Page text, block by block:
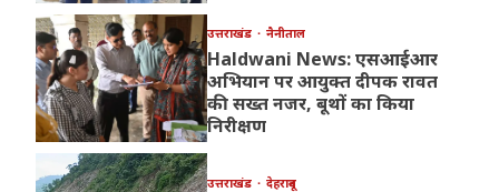
उत्तराखंड नैनीताल
Haldwani News: एसआईआर
अभियान पर आयुक्त दीपक रावत
की सख्त नजर, बूथों का किया
निरीक्षण
उत्तराखंड देहरादून